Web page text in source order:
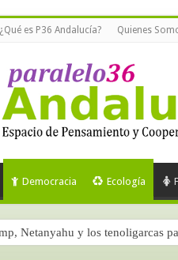
¿Qué es P36 Andalucía? Quienes
Democracia Ecología
Netanyahu y los tenoligarcas